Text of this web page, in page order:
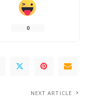
0
NEXT ARTICLE